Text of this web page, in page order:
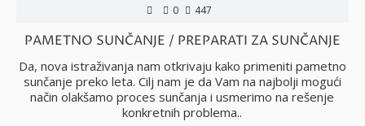
0 447
PAMETNO SUNČANJE / PREPARATI ZA SUNČANJE
Da, nova istraživanja nam otkrivaju kako primeniti pametno
sunčanje preko leta. Cilj nam je da Vam na najbolji mogući
način olakšamo proces sunčanja i usmerimo na rešenje
konkretnih problema..